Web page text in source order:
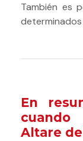
También es
determinados
En
Altare